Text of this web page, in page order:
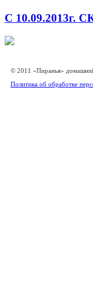
С
© 2011 «Пиранья»
Политика об обработке